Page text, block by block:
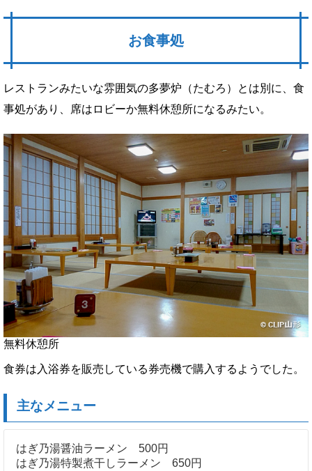
お食事処
レストランみたいな雰囲気の多夢炉（たむろ）とは別に、食
事処があり、席はロビーか無料休憩所になるみたい。
無料休憩所
食券は入浴券を販売している券売機で購入するようでした。
主なメニュー
はぎ乃湯醤油ラーメン 500円
はぎ乃湯特製煮干しラーメン 650円